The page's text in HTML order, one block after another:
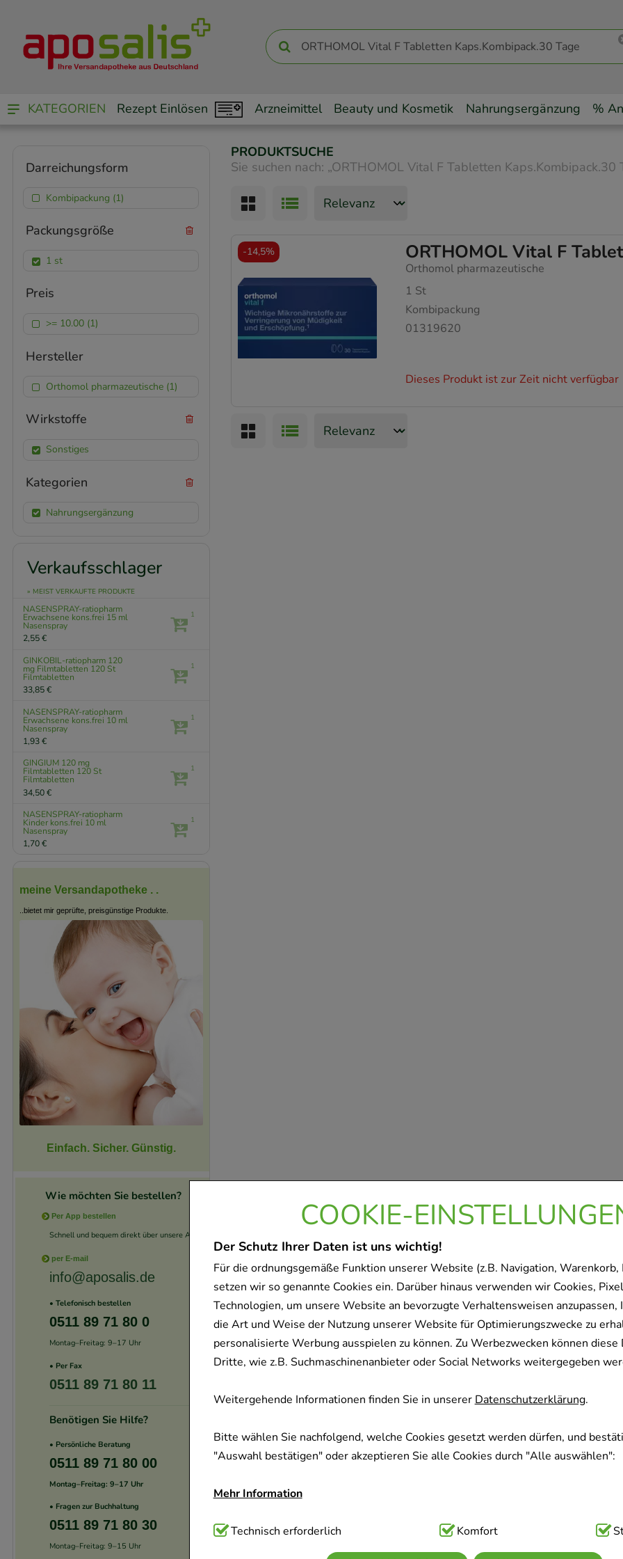
COOKIE-
Der Schutz Ihrer Daten ist uns wichtig!
Für die ordnungsgemäße Funktion unserer Website (z.B. Navigation, Warenkorb,
setzen wir so genannte Cookies ein. Darüber hinaus verwenden wir Cookies,
Technologien, um unsere Website an bevorzugte Verhaltensweisen anzupassen,
die Art und Weise der Nutzung unserer Website für Optimierungszwecke zu
personalisierte Werbung ausspielen zu können. Zu Werbezwecken können diese
Dritte, wie z.B. Suchmaschinenanbieter oder Social Networks weitergegeben
Weitergehende Informationen finden Sie in unsererDatenschutzerklärung.
Bitte wählen Sie nachfolgend, welche Cookies gesetzt werden dürfen, und
"Auswahl bestätigen" oder akzeptieren Sie alle Cookies durch "Alle auswählen":
Mehr Information
Technisch Notwendig:Hierbei handelt es sich um Cookies, die für die
Website notwendig sind (z.B. Navigation, Warenkorb, Kundenkonto), weshalb
Technisch erforderlich Komfort
KATEGORIEN Rezept Einlösen Arzneimittel Beauty und Kosmetik Nahrungsergänzung %
PRODUKTSUCHE
Sie suchen nach: „ORTHOMOL Vital F Tabletten Kaps.Kombipack.30
ORTHOMOL Vital F
Orthomol pharmazeutische
1 St
Kombipackung
01319620
Dieses Produkt ist zur Zeit nicht verfügbar
-14,5%
Darreichungsform
Kombipackung (1)
Packungsgröße
1 st
Preis
>= 10.00 (1)
Hersteller
Orthomol pharmazeutische (1)
Wirkstoffe
Sonstiges
Kategorien
Nahrungsergänzung
Verkaufsschlager
» MEIST VERKAUFTE PRODUKTE
NASENSPRAY-ratiopharm
Erwachsene kons.frei 15 ml
Nasenspray
2,55 €
1
GINKOBIL-ratiopharm 120
mg Filmtabletten 120 St
Filmtabletten
33,85 €
1
NASENSPRAY-ratiopharm
Erwachsene kons.frei 10 ml
Nasenspray
1,93 €
1
GINGIUM 120 mg
Filmtabletten 120 St
Filmtabletten
34,50 €
1
NASENSPRAY-ratiopharm
Kinder kons.frei 10 ml
Nasenspray
1,70 €
1
meine Versandapotheke . .
..bietet mir geprüfte, preisgünstige Produkte.
Einfach. Sicher. Günstig.
Wie möchten Sie bestellen?
Per App bestellen
Schnell und bequem direkt über unsere App.
per E-mail
info@aposalis.de
• Telefonisch bestellen
0511 89 71 80 0
Montag–Freitag: 9–17 Uhr
• Per Fax
0511 89 71 80 11
Benötigen Sie Hilfe?
• Persönliche Beratung
0511 89 71 80 00
Montag–Freitag: 9–17 Uhr
• Fragen zur Buchhaltung
0511 89 71 80 30
Montag–Freitag: 9–15 Uhr